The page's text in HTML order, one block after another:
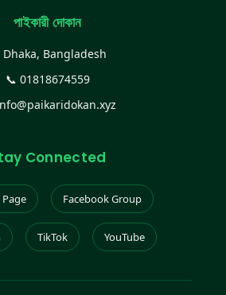
পাইকারী দোকান
Dhaka, Bangladesh
📞 01818674559
Connected
Facebook Group
TikTok YouTube